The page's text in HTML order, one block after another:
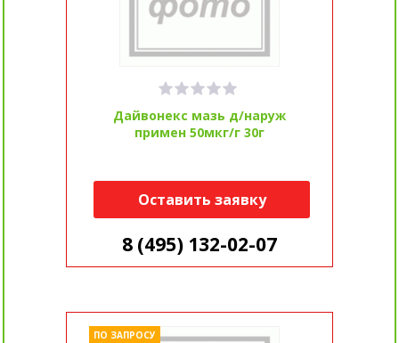
Дайвонекс мазь д/наруж
примен 50мкг/г 30г
Оставить заявку
8 (495) 132-02-07
ПО ЗАПРОСУ